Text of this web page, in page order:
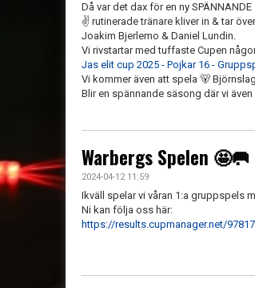
Då var det dax för en ny
✌ rutinerade tränare kliver in & tar
Joakim Bjerlemo & Daniel Lundin.
Vi rivstartar med tuffaste Cupen
Jas elit cup 2025 - Pojkar 16 -
Vi kommer även att spela 🐻
Blir en spännande säsong där vi
Warbergs Spelen 🤩🥅
2024-04-12 11:59
Ikväll spelar vi våran 1:a gruppspels
Ni kan följa oss här:
https://results.cupmanager.net/